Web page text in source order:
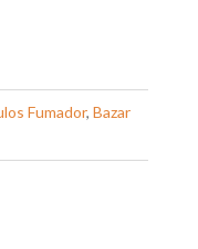
Fumador, Bazar